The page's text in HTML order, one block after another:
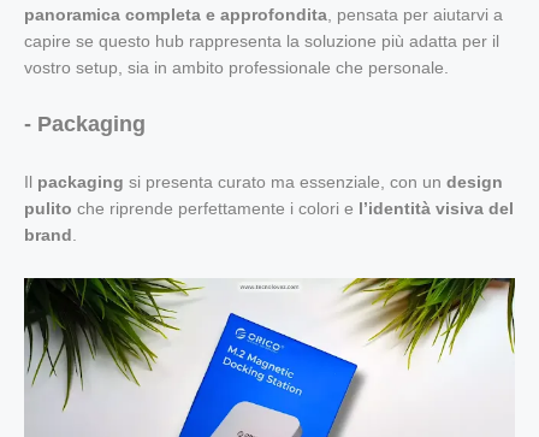
panoramica completa e approfondita, pensata per aiutarvi a
capire se questo hub rappresenta la soluzione più adatta per il
vostro setup, sia in ambito professionale che personale.
- Packaging
Il packaging si presenta curato ma essenziale, con un design
pulito che riprende perfettamente i colori e l’identità visiva del
brand.